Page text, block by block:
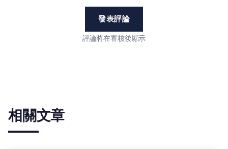
發表評論
評論將在審核後顯示
相關文章